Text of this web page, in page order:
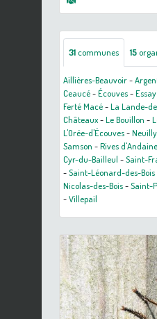
31communes 15
Aillières-Beauvoir-
Ceaucé-Écouves-Essay
Ferté Macé-La Lande-
Châteaux-Le Bouillon -
L'Orée-d'Écouves-
Samson -Rives d'Andaine
Cyr-du-Bailleul -Saint-
-Saint-Léonard-des-Bois
Nicolas-des-Bois-Saint-
-Villepail